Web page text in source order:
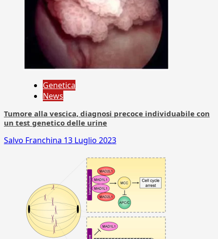
Genetica
News
Tumore alla vescica, diagnosi precoce individuabile con
un test genetico delle urine
Salvo Franchina 13 Luglio 2023